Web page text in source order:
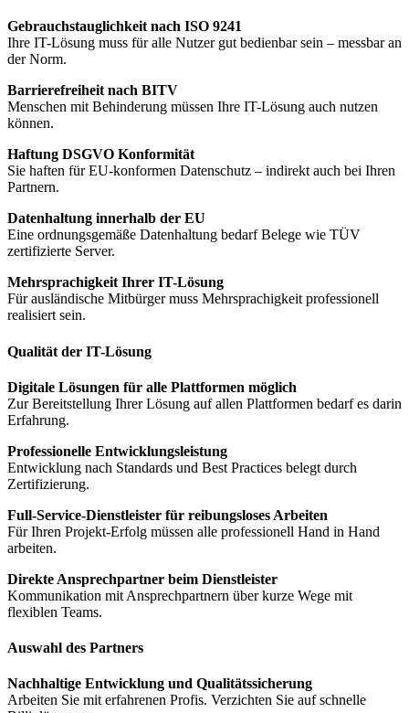
Gebrauchstauglichkeit nach ISO 9241
Ihre IT-Lösung muss für alle Nutzer gut bedienbar sein – messbar an
der Norm.
Barrierefreiheit nach BITV
Menschen mit Behinderung müssen Ihre IT-Lösung auch nutzen
können.
Haftung DSGVO Konformität
Sie haften für EU-konformen Datenschutz – indirekt auch bei Ihren
Partnern.
Datenhaltung innerhalb der EU
Eine ordnungsgemäße Datenhaltung bedarf Belege wie TÜV
zertifizierte Server.
Mehrsprachigkeit Ihrer IT-Lösung
Für ausländische Mitbürger muss Mehrsprachigkeit professionell
realisiert sein.
Qualität der IT-Lösung
Digitale Lösungen für alle Plattformen möglich
Zur Bereitstellung Ihrer Lösung auf allen Plattformen bedarf es darin
Erfahrung.
Professionelle Entwicklungsleistung
Entwicklung nach Standards und Best Practices belegt durch
Zertifizierung.
Full-Service-Dienstleister für reibungsloses Arbeiten
Für Ihren Projekt-Erfolg müssen alle professionell Hand in Hand
arbeiten.
Direkte Ansprechpartner beim Dienstleister
Kommunikation mit Ansprechpartnern über kurze Wege mit
flexiblen Teams.
Auswahl des Partners
Nachhaltige Entwicklung und Qualitätssicherung
Arbeiten Sie mit erfahrenen Profis. Verzichten Sie auf schnelle